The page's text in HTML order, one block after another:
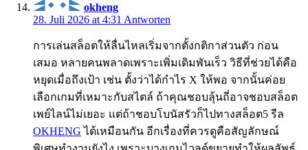
okheng
28. Juli 2026 at 4:31 Antworten
การเล่นสล็อตให้ลื่นไหลเริ่มจากตั้งกติกาส่วนตัว ก่อน
เสมอ หลายคนพลาดเพราะเพิ่มเดิมพันเร็ว วิธีที่ช่วยได้คือ
หยุดเมื่อถึงเป้า เช่น ตั้งว่าได้กำไร X ให้พอ จากนั้นค่อย
เลือกเกมที่เหมาะกับสไตล์ ถ้าคุณชอบลุ้นถี่อาจชอบสล็อต
เพย์ไลน์ไม่เยอะ แต่ถ้าชอบโบนัสรัวก็ไปทางสล็อต5 รีล
OKHENG ได้เหมือนกัน อีกเรื่องที่ควรดูคือสัญลักษณ์